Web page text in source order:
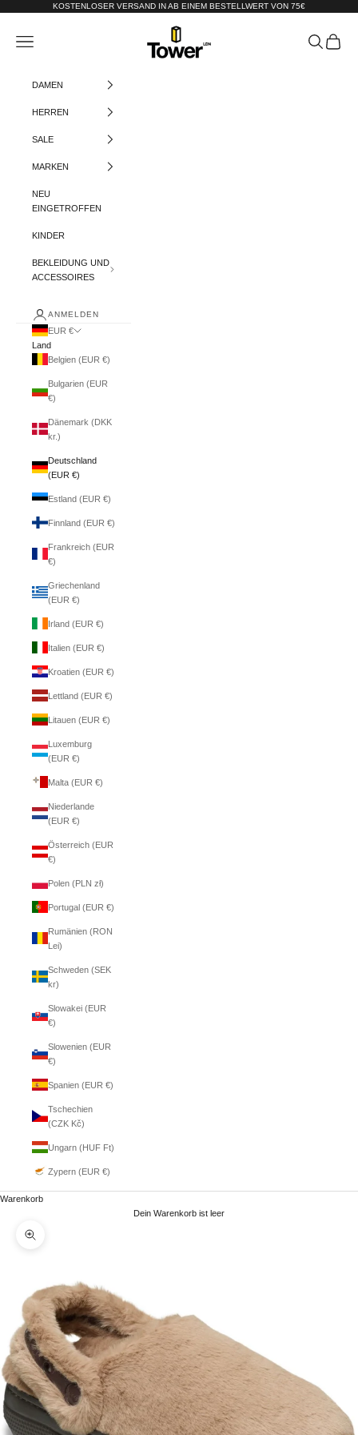
Zum Inhalt springenKOSTENLOSER VERSAND IN AB EINEM BESTELLWERT VON 75€
Tower-London.De
Menü Suchen
DAMEN
HERREN
SALE
MARKEN
NEU
EINGETROFFEN
KINDER
BEKLEIDUNG UND
ACCESSOIRES
ANMELDEN
EUR €
Land
Belgien (EUR €)
Bulgarien (EUR
€)
Dänemark (DKK
kr.)
Deutschland
(EUR €)
Estland (EUR €)
Finnland (EUR €)
Frankreich (EUR
€)
Griechenland
(EUR €)
Irland (EUR €)
Italien (EUR €)
Kroatien (EUR €)
Lettland (EUR €)
Litauen (EUR €)
Luxemburg
(EUR €)
Malta (EUR €)
Niederlande
(EUR €)
Österreich (EUR
€)
Polen (PLN zł)
Portugal (EUR €)
Rumänien (RON
Lei)
Schweden (SEK
kr)
Slowakei (EUR
€)
Slowenien (EUR
€)
Spanien (EUR €)
Tschechien
(CZK Kč)
Ungarn (HUF Ft)
Zypern (EUR €)
Warenkorb
Dein Warenkorb ist leer
Bild vergrößern